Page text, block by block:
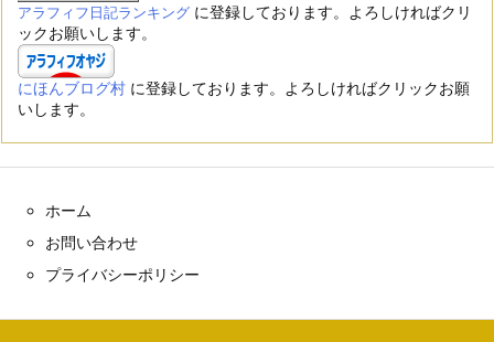
アラフィフ日記ランキング に登録しております。よろしければクリ
ックお願いします。
にほんブログ村 に登録しております。よろしければクリックお願
いします。
ホーム
お問い合わせ
プライバシーポリシー